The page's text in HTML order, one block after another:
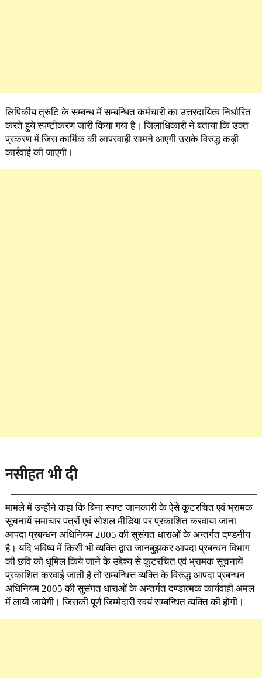
लिपिकीय त्रुटि के सम्बन्ध में सम्बन्धित कर्मचारी का उत्तरदायित्व निर्धारित
करते हुये स्पष्टीकरण जारी किया गया है। जिलाधिकारी ने बताया कि उक्त
प्रकरण में जिस कार्मिक की लापरवाही सामने आएगी उसके विरुद्ध कड़ी
कार्रवाई की जाएगी।
नसीहत भी दी
मामले में उन्होंने कहा कि बिना स्पष्ट जानकारी के ऐसे कूटरचित एवं भ्रामक
सूचनायें समाचार पत्रों एवं सोशल मीडिया पर प्रकाशित करवाया जाना
आपदा प्रबन्धन अधिनियम 2005 की सुसंगत धाराओं के अन्तर्गत दण्डनीय
है। यदि भविष्य में किसी भी व्यक्ति द्वारा जानबुझकर आपदा प्रबन्धन विभाग
की छवि को धूमिल किये जाने के उद्देश्य से कूटरचित एवं भ्रामक सूचनायें
प्रकाशित करवाई जाती है तो सम्बन्धित्त व्यक्ति के विरूद्ध आपदा प्रबन्धन
अधिनियम 2005 की सुसंगत धाराओं के अन्तर्गत दण्डात्मक कार्यवाही अमल
में लायी जायेगी। जिसकी पूर्ण जिम्मेदारी स्वयं सम्बन्धित व्यक्ति की होगी।